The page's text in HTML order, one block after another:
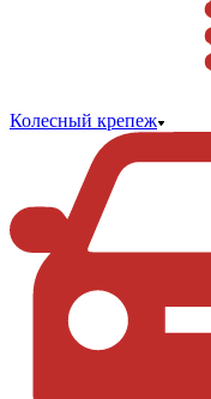
Колесный крепеж